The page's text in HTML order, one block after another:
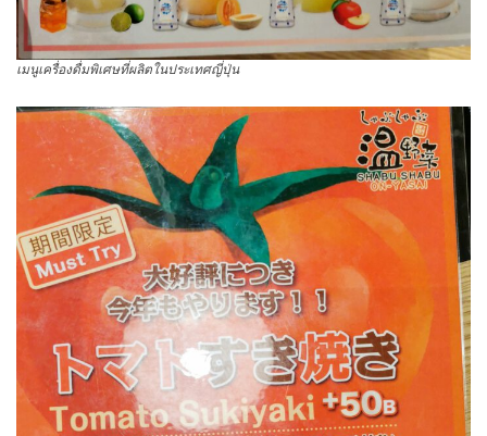
เมนูเครื่องดื่มพิเศษที่ผลิตในประเทศญี่ปุ่น